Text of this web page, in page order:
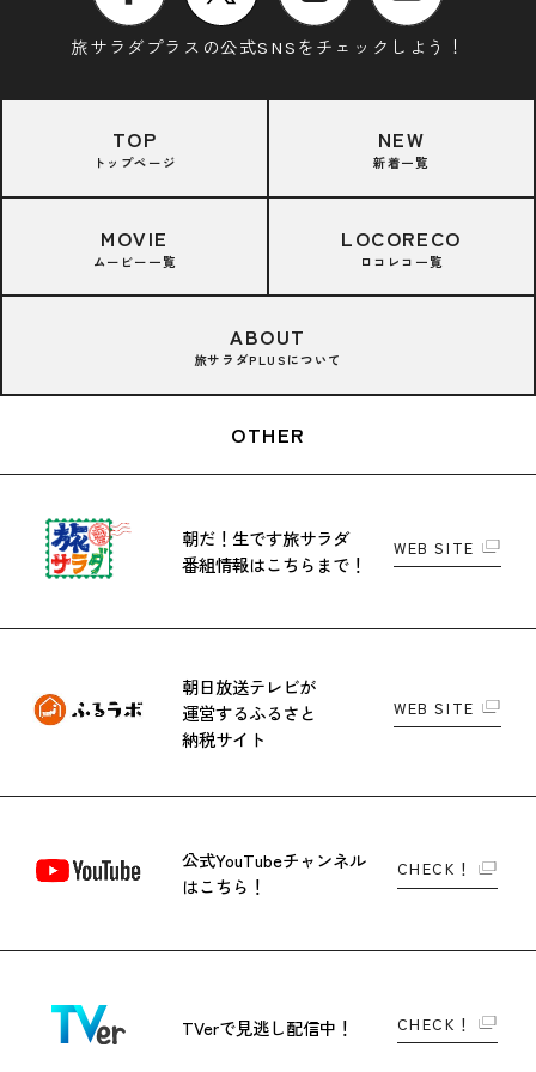
旅サラダプラスの公式SNSをチェックしよう！
TOP
トップページ
NEW
新着一覧
MOVIE
ムービー一覧
LOCORECO
ロコレコ一覧
ABOUT
旅サラダPLUSについて
OTHER
朝だ！生です旅サラダ
番組情報はこちらまで！
WEB SITE
朝日放送テレビが
運営するふるさと
納税サイト
WEB SITE
公式YouTubeチャンネル
はこちら！
CHECK！
TVerで見逃し配信中！ CHECK！